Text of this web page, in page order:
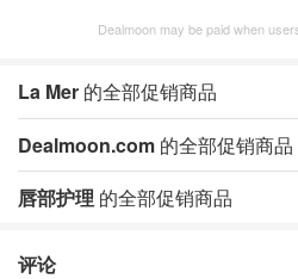
Dealmoon may be paid when
La Mer 的全部促销商品
Dealmoon.com 的全部促销商品
唇部护理 的全部促销商品
评论